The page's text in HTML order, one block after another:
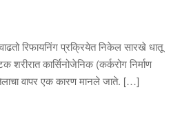
रिफायनिंग प्रक्रियेत निकेल सारखे धातू
कार्सिनोजेनिक (कर्करोग निर्माण
तेलाचा वापर एक कारण मानले जाते. […]